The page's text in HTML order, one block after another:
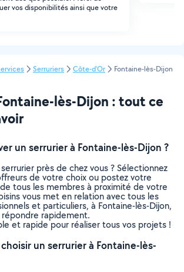
vos disponibilités ainsi que votre
Serruriers Côte-d'Or Fontaine-lès-Dijon
lès-Dijon : tout ce
un serrurier à Fontaine-lès-Dijon ?
près de chez vous ? Sélectionnez
de votre choix ou postez votre
tous les membres à proximité de votre
vous met en relation avec tous les
et particuliers, à Fontaine-lès-Dijon,
rapidement.
et rapide pour réaliser tous vos projets !
un serrurier à Fontaine-lès-